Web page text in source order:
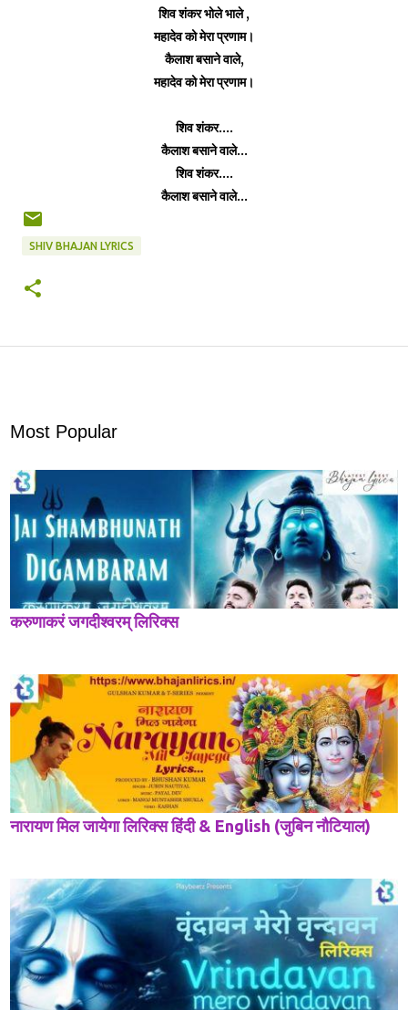
शिव शंकर भोले भाले ,
महादेव को मेरा प्रणाम।
कैलाश बसाने वाले,
महादेव को मेरा प्रणाम।
शिव शंकर....
कैलाश बसाने वाले...
शिव शंकर....
कैलाश बसाने वाले...
SHIV BHAJAN LYRICS
Most Popular
करुणाकरं जगदीश्वरम् लिरिक्स
नारायण मिल जायेगा लिरिक्स हिंदी & English (जुबिन नौटियाल)